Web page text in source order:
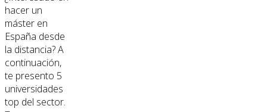
hacer un
máster en
España desde
la distancia? A
continuación,
te presento 5
universidades
top del sector.